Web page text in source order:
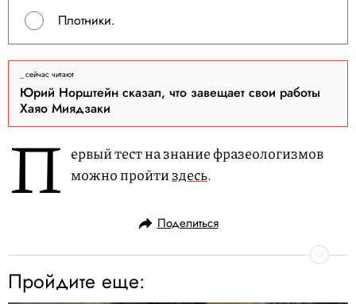
Плотники.
сейчас читают
Юрий Норштейн сказал, что завещает свои работы
Хаяо Миядзаки
П ервый тест на знание фразеологизмов
можно пройтиздесь.
Поделиться
Пройдите еще: